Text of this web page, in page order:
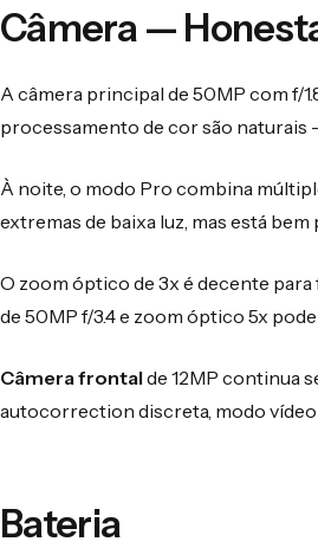
Câmera —
A câmera principal de 50MP com f/
processamento de cor são naturais
À noite, o modo Pro combina
extremas de baixa luz, mas está
O zoom óptico de 3x é decente
de 50MP f/3.4 e zoom óptico 5x
Câmera frontal de 12MP continua
autocorrection discreta, modo
Bateria